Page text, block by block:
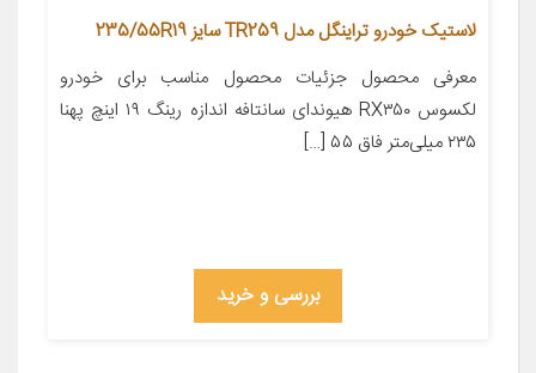
لاستیک خودرو تراینگل مدل TR259 سایز 235/55R19
معرفی محصول جزئیات محصول مناسب برای خودرو
لکسوس RX۳۵۰ هیوندای سانتافه اندازه رینگ ۱۹ اینچ پهنا
۲۳۵ میلی‌متر فاق ۵۵ […]
بررسی و خرید